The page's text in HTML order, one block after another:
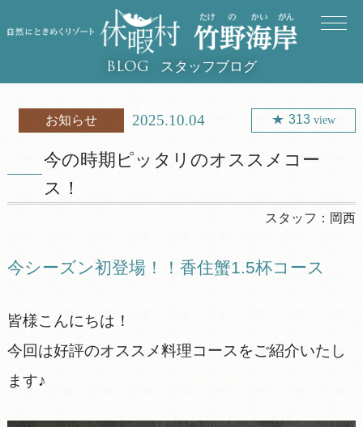
BLOG スタッフブログ
お知らせ 2025.10.04 313 view
今の時期ピッタリのオススメコー
ス！
スタッフ： 岡西
今シーズン初登場！！香住蟹1.5杯コース
皆様こんにちは！
今回は好評のオススメ料理コースをご紹介いたし
ます♪